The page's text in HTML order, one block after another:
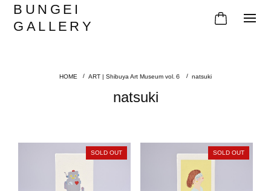
BUNGEI
GALLERY
ART | Shibuya Art Museum vol.６ natsuki
natsuki
SOLD OUT SOLD OUT